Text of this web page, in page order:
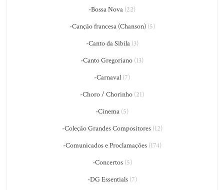
-Bossa Nova (22)
-Canção francesa (Chanson)(5)
-Canto da Sibila(3)
-Canto Gregoriano (13)
-Carnaval (7)
-Choro / Chorinho (21)
-Cinema (5)
-Coleção Grandes Compositores(12)
-Comunicados e Proclamações(174)
-Concertos(5)
-DG Essentials(7)